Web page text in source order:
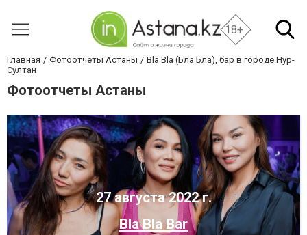
18+
Главная Фотоотчеты Астаны
Bla Bla (Бла Бла), бар в городе Нур-
Султан
Фотоотчеты Астаны
27 августа 2022 г.
Bla Bla Bar